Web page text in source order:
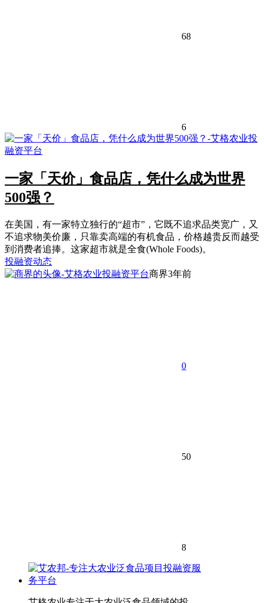
68
6
一家「天价」食品店，凭什么成为世界
500强？
在美国，有一家特立独行的“超市”，它既不追求品类宽广，又
不追求物美价廉，只靠卖高端的有机食品，价格越贵反而越受
到消费者追捧。这家超市就是全食(Whole Foods)。
投融资动态
商界3年前
0
50
8